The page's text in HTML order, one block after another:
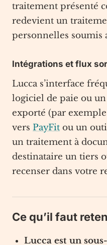
traitement présenté
redevient un
personnelles soumis
Intégrations et flux
Lucca s’interface
logiciel de paie ou
exporté (par
vers PayFit ou un
un traitement à
destinataire un tiers
recenser dans votre
Ce qu’il faut
Lucca est un